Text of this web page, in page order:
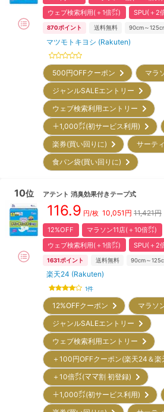
ウェブ検索利用(＋1倍㌽)
SPU(＋2
870ポイント 送料無料 90cm～
マツモトキヨシ (Rakuten)
500円OFFクーポン
マラ
ジャンルSALEエントリー
ウェブ検索利用エントリー
＋1,000㌽(初サービス利用)
楽券(買い回りに)
サーテ
食パン袋(買い回りに)
10位 アテント 消臭効果付きテープ式
116.9 円/枚 10,051 円 11,421円
12%OFF マラソン11店(＋10倍㌽)
ウェブ検索利用(＋1倍㌽)
SPU(＋2
1631ポイント 送料無料 90cm～
楽天24 (Rakuten)
1件
12%OFFクーポン
マラソ
ジャンルSALEエントリー
ウェブ検索利用エントリー
＋100円OFFクーポン(楽天24＆
＋10倍㌽(ママ割 初登録)
＋1,000㌽(初サービス利用)